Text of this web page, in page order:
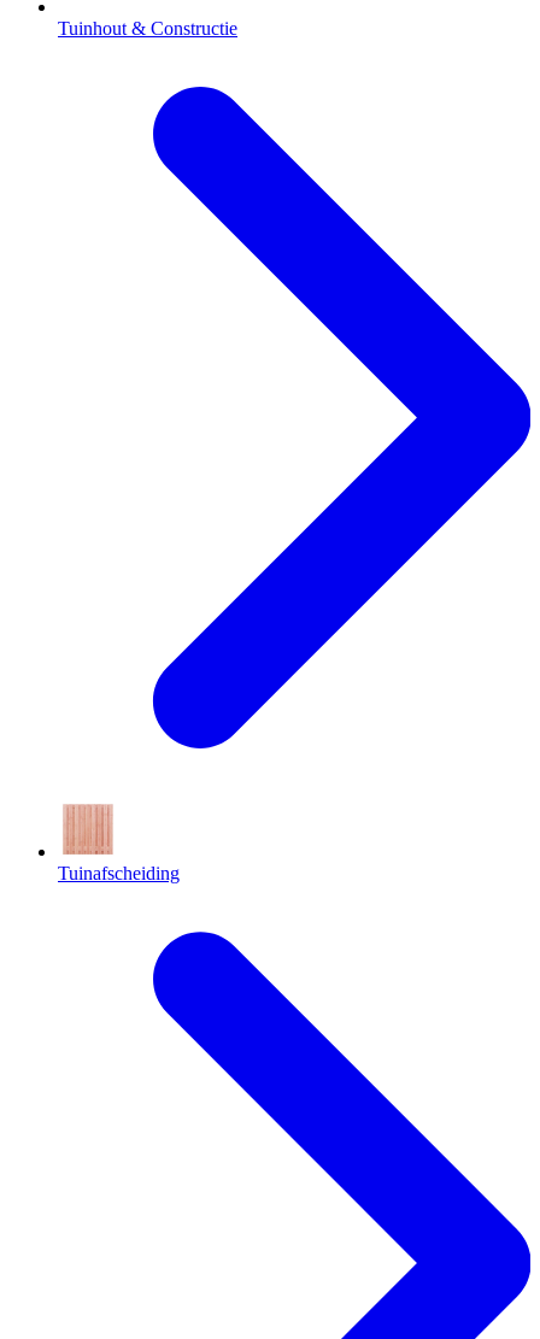
Tuinhout & Constructie
Tuinafscheiding